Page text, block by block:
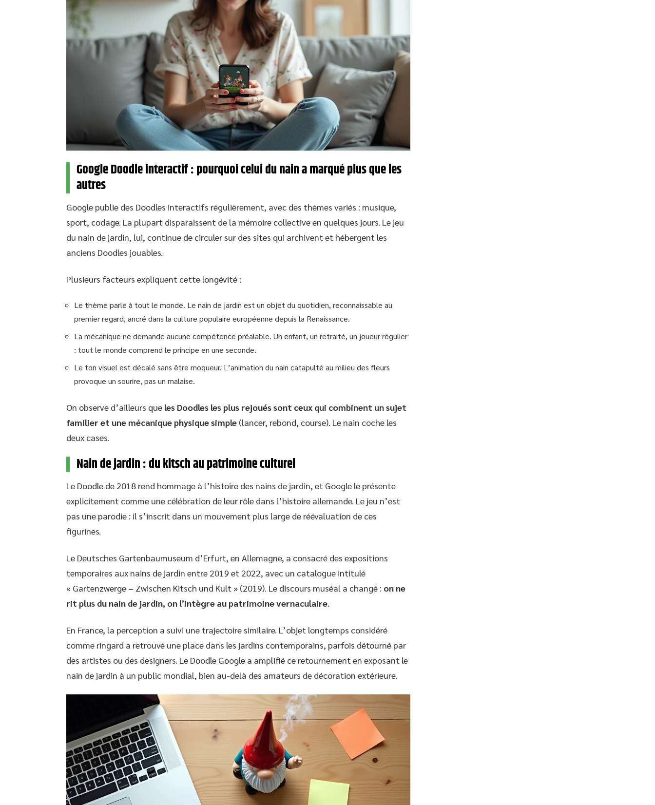
Google Doodle interactif : pourquoi celui du nain a marqué plus que les
autres
Google publie des Doodles interactifs régulièrement, avec des thèmes variés : musique,
sport, codage. La plupart disparaissent de la mémoire collective en quelques jours. Le jeu
du nain de jardin, lui, continue de circuler sur des sites qui archivent et hébergent les
anciens Doodles jouables.
Plusieurs facteurs expliquent cette longévité :
Le thème parle à tout le monde. Le nain de jardin est un objet du quotidien, reconnaissable au
premier regard, ancré dans la culture populaire européenne depuis la Renaissance.
La mécanique ne demande aucune compétence préalable. Un enfant, un retraité, un joueur régulier
: tout le monde comprend le principe en une seconde.
Le ton visuel est décalé sans être moqueur. L’animation du nain catapulté au milieu des fleurs
provoque un sourire, pas un malaise.
On observe d’ailleurs que les Doodles les plus rejoués sont ceux qui combinent un sujet
familier et une mécanique physique simple (lancer, rebond, course). Le nain coche les
deux cases.
Nain de jardin : du kitsch au patrimoine culturel
Le Doodle de 2018 rend hommage à l’histoire des nains de jardin, et Google le présente
explicitement comme une célébration de leur rôle dans l’histoire allemande. Le jeu n’est
pas une parodie : il s’inscrit dans un mouvement plus large de réévaluation de ces
figurines.
Le Deutsches Gartenbaumuseum d’Erfurt, en Allemagne, a consacré des expositions
temporaires aux nains de jardin entre 2019 et 2022, avec un catalogue intitulé
« Gartenzwerge – Zwischen Kitsch und Kult » (2019). Le discours muséal a changé : on ne
rit plus du nain de jardin, on l’intègre au patrimoine vernaculaire.
En France, la perception a suivi une trajectoire similaire. L’objet longtemps considéré
comme ringard a retrouvé une place dans les jardins contemporains, parfois détourné par
des artistes ou des designers. Le Doodle Google a amplifié ce retournement en exposant le
nain de jardin à un public mondial, bien au-delà des amateurs de décoration extérieure.